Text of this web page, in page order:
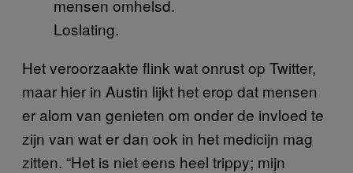
Loslating.
Het veroorzaakte flink wat onrust op Twitter,
maar hier in Austin lijkt het erop dat mensen
er alom van genieten om onder de invloed te
zijn van wat er dan ook in het medicijn mag
zitten. “Het is niet eens heel trippy; mijn